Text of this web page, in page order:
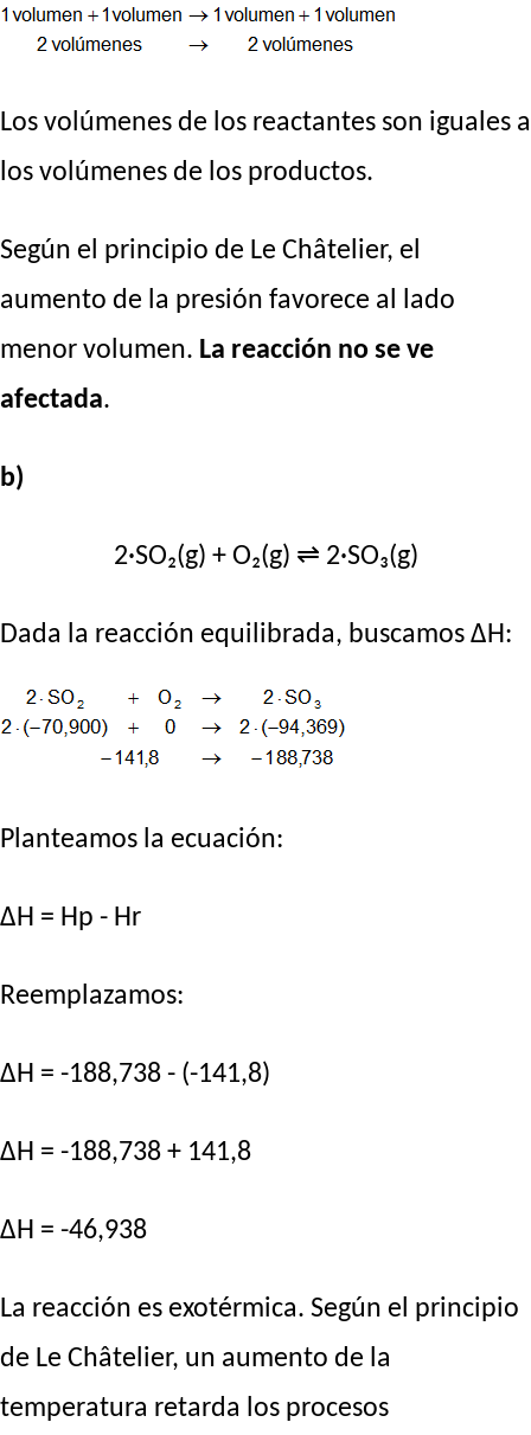
Los volúmenes de los reactantes son iguales a
los volúmenes de los productos.
Según el principio de Le Châtelier, el
aumento de la presión favorece al lado
menor volumen. La reacción no se ve
afectada.
b)
2·SO₂(g) + O₂(g) ⇌ 2·SO₃(g)
Dada la reacción equilibrada, buscamos ΔH:
Planteamos la ecuación:
ΔH = Hp - Hr
Reemplazamos:
ΔH = -188,738 - (-141,8)
ΔH = -188,738 + 141,8
ΔH = -46,938
La reacción es exotérmica. Según el principio
de Le Châtelier, un aumento de la
temperatura retarda los procesos